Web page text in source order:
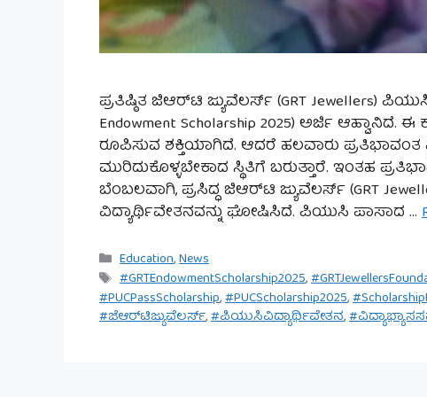
ಪ್ರತಿಷ್ಠಿತ ಜಿಆರ್‌ಟಿ ಜ್ಯುವೆಲರ್ಸ್ (GRT Jewellers)
Endowment Scholarship 2025) ಅರ್ಜಿ
ರೂಪಿಸುವ ಶಕ್ತಿಯಾಗಿದೆ. ಆದರೆ ಹಲವಾರು ಪ್ರತಿಭಾವಂತ
ಮುರಿದುಕೊಳ್ಳಬೇಕಾದ ಸ್ಥಿತಿಗೆ ಬರುತ್ತಾರೆ. ಇಂತಹ
ಬೆಂಬಲವಾಗಿ, ಪ್ರಸಿದ್ಧ ಜಿಆರ್‌ಟಿ ಜ್ಯುವೆಲರ್ಸ್ (GRT
ವಿದ್ಯಾರ್ಥಿವೇತನವನ್ನು ಘೋಷಿಸಿದೆ. ಪಿಯುಸಿ ಪಾಸಾದ …
Categories
Education,News
Tags
#GRTEndowmentScholarship2025,
#PUCPassScholarship,#PUCScholarship2025,
#ಜೆಆರ್‌ಟಿಜ್ಯುವೆಲರ್ಸ್,#ಪಿಯುಸಿವಿದ್ಯಾರ್ಥಿವೇತನ,